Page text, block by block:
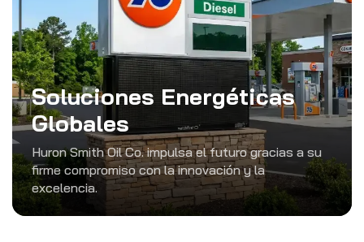
Soluciones Energéticas
Globales
Huron Smith Oil Co. impulsa el futuro gracias a su
firme compromiso con la innovación y la
excelencia.